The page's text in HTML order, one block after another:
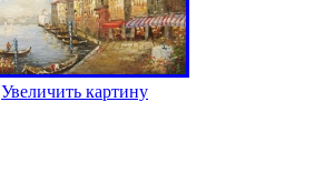
Увеличить картину